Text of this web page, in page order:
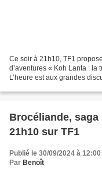
Ce soir à 21h10, TF1
d’aventures « Koh Lanta :
L’heure est aux grandes
Brocéliande,
21h10 sur TF1
Publié le 30/09/2024 à 12:00
Par Benoît